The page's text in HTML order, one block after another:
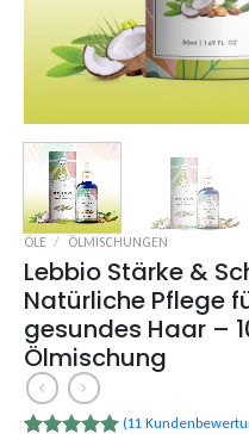
ÖLE / ÖLMISCHUNGEN
Lebbio Stärke &
Natürliche Pflege
gesundes Haar –
Ölmischung
(11